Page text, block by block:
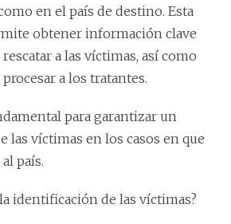
en el país de destino. Esta
obtener información clave
a las víctimas, así como
a los tratantes.
para garantizar un
las víctimas en los casos en que
país.
identificación de las víctimas?